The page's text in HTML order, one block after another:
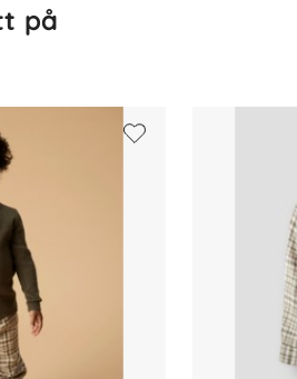
Kordfløyel
Løs
Justerbar, elastisk linning
Forlommer
Elastiske kanter
100 % bomull
40°C skånsom
stryking, ikke rens, tørkes
på